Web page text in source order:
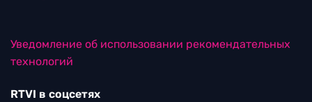
Уведомление об использовании рекомендательных
технологий
RTVI в соцсетях